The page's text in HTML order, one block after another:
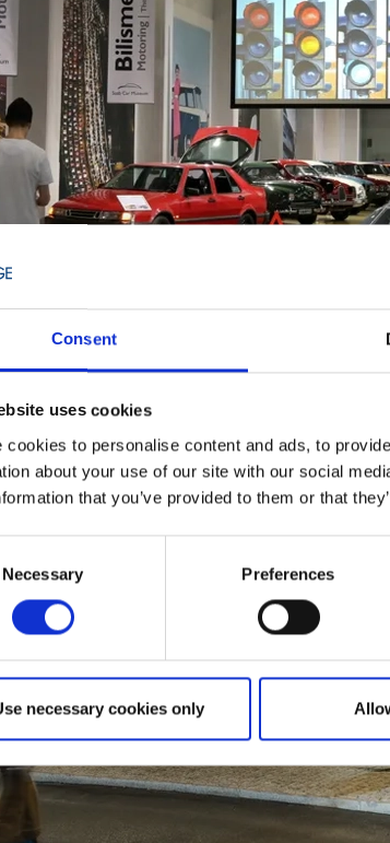
Consent
uses cookies
cookies to personalise content and ads, to
about your use of our site with our social
that you’ve provided to them or that
Necessary Preferences
necessary cookies only